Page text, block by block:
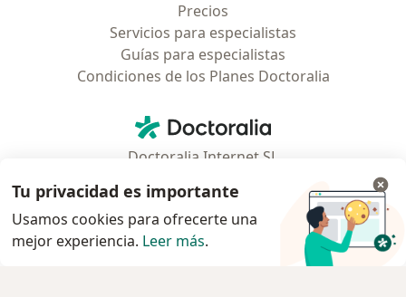
Precios
Servicios para especialistas
Guías para especialistas
Condiciones de los Planes Doctoralia
Doctoralia - Página de inicio
Doctoralia Internet SL
08019 Barcelona, Spain
Tu privacidad es importante
Usamos cookies para ofrecerte una
mejor experiencia. Leer más.